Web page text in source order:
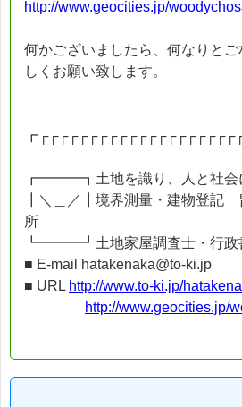
http://www.geocities.jp/
何かございましたら、何なりと
しくお願い致します。
┏━━━┓土地を識り、人と社会
┃＼＿／┃境界測量・建物登記
所
┗━━━┛土地家屋調査士・行政
■ E-mail hatakenaka@to-ki.jp
■ URL http://www.to-ki.jp/
http://www.geocities.jp/